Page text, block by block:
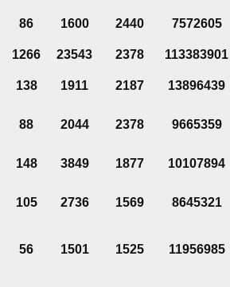
86 1600 2440 7572605
1266 23543 2378
113383901
138 1911 2187 13896439
88 2044 2378 9665359
148 3849 1877 10107894
105 2736 1569 8645321
56 1501 1525 11956985